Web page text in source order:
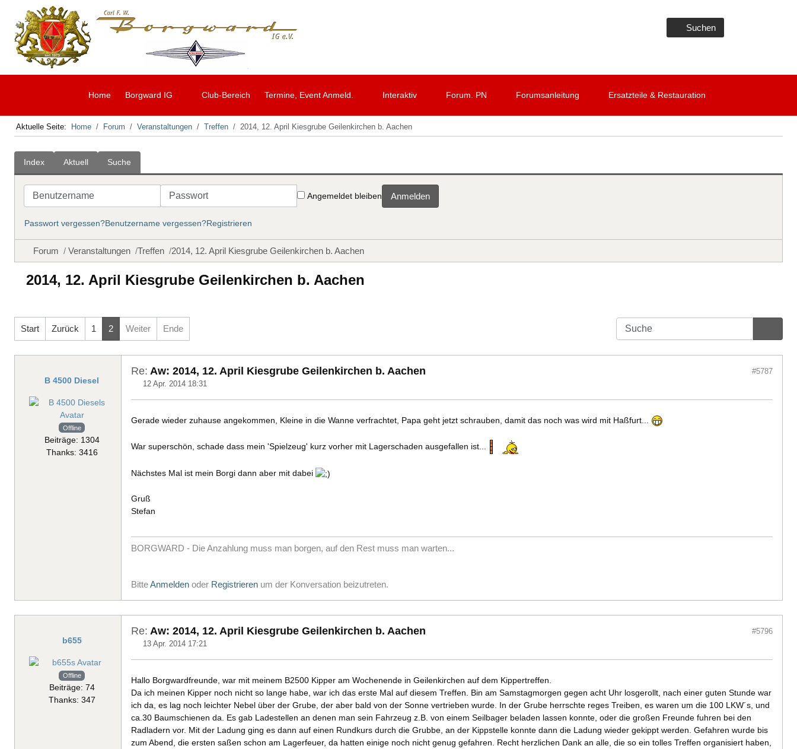
Suchen
Home Borgward IG Club-Bereich Termine, Event Anmeld. Interaktiv Forum. PN Forumsanleitung Ersatzteile & Restauration
Aktuelle Seite: Home Forum Veranstaltungen Treffen 2014, 12. April Kiesgrube Geilenkirchen b. Aachen
Index Aktuell Suche
Benutzername Passwort
Angemeldet bleiben Anmelden
Passwort vergessen?Benutzername vergessen?Registrieren
Forum Veranstaltungen Treffen 2014, 12. April Kiesgrube Geilenkirchen b. Aachen
2014, 12. April Kiesgrube Geilenkirchen b. Aachen
Start Zurück 1 2 Weiter Ende
B 4500 Diesel
Offline
Beiträge: 1304
Thanks: 3416
Re: Aw: 2014, 12. April Kiesgrube Geilenkirchen b. Aachen
12 Apr. 2014 18:31
#5787
Gerade wieder zuhause angekommen, Kleine in die Wanne verfrachtet, Papa geht jetzt schrauben, damit das noch was wird mit Haßfurt...
War superschön, schade dass mein 'Spielzeug' kurz vorher mit Lagerschaden ausgefallen ist...
Nächstes Mal ist mein Borgi dann aber mit dabei
Gruß
Stefan
BORGWARD - Die Anzahlung muss man borgen, auf den Rest muss man warten...
BitteAnmelden oder Registrieren um der Konversation beizutreten.
b655
Offline
Beiträge: 74
Thanks: 347
Re: Aw: 2014, 12. April Kiesgrube Geilenkirchen b. Aachen
13 Apr. 2014 17:21
#5796
Hallo Borgwardfreunde, war mit meinem B2500 Kipper am Wochenende in Geilenkirchen auf dem Kippertreffen.
Da ich meinen Kipper noch nicht so lange habe, war ich das erste Mal auf diesem Treffen. Bin am Samstagmorgen gegen acht Uhr losgerollt, nach einer guten Stunde war
ich da, es lag noch leichter Nebel über der Grube, der aber bald von der Sonne vertrieben wurde. In der Grube herrschte reges Treiben, es waren um die 100 LKW´s, und
ca.30 Baumschienen da. Es gab Ladestellen an denen man sein Fahrzeug z.B. von einem Seilbager beladen lassen konnte, oder die großen Freunde fuhren bei den
Radladern vor. Mit der Ladung ging es dann auf einen Rundkurs durch die Grubbe, an der Kippstelle konnte dann die Ladung wieder gekippt werden. Gefahren wurde bis
zum Abend, die ersten saßen schon am Lagerfeuer, da hatten einige noch nicht genug gefahren. Recht herzlichen Dank an alle, die so ein tolles Treffen organisiert haben,